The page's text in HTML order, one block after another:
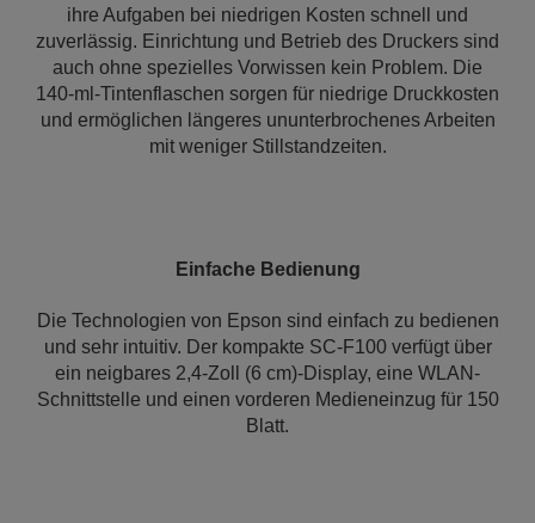
ihre Aufgaben bei niedrigen Kosten schnell und
zuverlässig. Einrichtung und Betrieb des Druckers sind
auch ohne spezielles Vorwissen kein Problem. Die
140-ml-Tintenflaschen sorgen für niedrige Druckkosten
und ermöglichen längeres ununterbrochenes Arbeiten
mit weniger Stillstandzeiten.
Einfache Bedienung
Die Technologien von Epson sind einfach zu bedienen
und sehr intuitiv. Der kompakte SC-F100 verfügt über
ein neigbares 2,4-Zoll (6 cm)-Display, eine WLAN-
Schnittstelle und einen vorderen Medieneinzug für 150
Blatt.